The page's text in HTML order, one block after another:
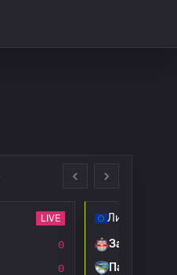
LIVE
0
0
Лига Европы
Зальцбург
Пафос